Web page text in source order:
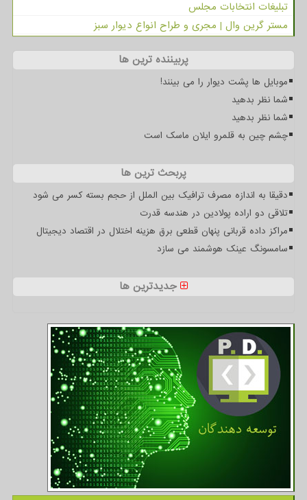
تبلیغات انتخابات مجلس
مستر گرین وال | مجری و طراح انواع دیوار سبز
پربیننده ترین ها
موبایل ها پشت دیوار را می بینند!
شما نظر بدهید
شما نظر بدهید
چشم چین به قلمرو ایلان ماسک است
پربحث ترین ها
دقیقا به اندازه مصرف ترافیک بین الملل از حجم بسته کسر می شود
تلاقی دو اراده پولادین در هندسه قدرت
مراکز داده قربانی پنهان قطعی برق هزینه اختلال در اقتصاد دیجیتال
سامسونگ عینک هوشمند می سازد
جدیدترین ها